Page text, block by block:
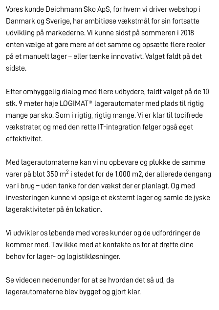
Vores kunde Deichmann Sko ApS, for hvem vi driver webshop i
Danmark og Sverige, har ambitiøse vækstmål for sin fortsatte
udvikling på markederne. Vi kunne sidst på sommeren i 2018
enten vælge at gøre mere af det samme og opsætte flere reoler
på et manuelt lager – eller tænke innovativt. Valget faldt på det
sidste.
Efter omhyggelig dialog med flere udbydere, faldt valget på de 10
stk. 9 meter høje LOGIMAT® lagerautomater med plads til rigtig
mange par sko. Som i rigtig, rigtig mange. Vi er klar til tocifrede
vækstrater, og med den rette IT-integration følger også øget
effektivitet.
Med lagerautomaterne kan vi nu opbevare og plukke de samme
varer på blot 350 m2 i stedet for de 1.000 m2, der allerede dengang
var i brug – uden tanke for den vækst der er planlagt. Og med
investeringen kunne vi opsige et eksternt lager og samle de jyske
lageraktiviteter på én lokation.
Vi udvikler os løbende med vores kunder og de udfordringer de
kommer med. Tøv ikke med at kontakte os for at drøfte dine
behov for lager- og logistikløsninger.
Se videoen nedenunder for at se hvordan det så ud, da
lagerautomaterne blev bygget og gjort klar.